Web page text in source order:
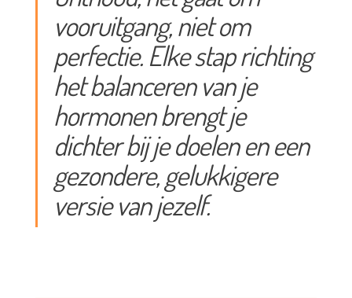
vooruitgang, niet om
perfectie. Elke stap richting
het balanceren van je
hormonen brengt je
dichter bij je doelen en een
gezondere, gelukkigere
versie van jezelf.